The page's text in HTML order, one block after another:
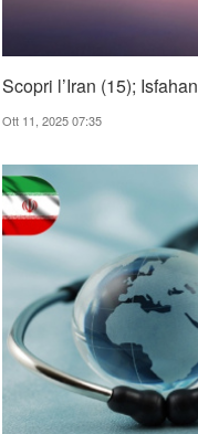
Scopri l’Iran (15); Isfahan
Ott 11, 2025 07:35